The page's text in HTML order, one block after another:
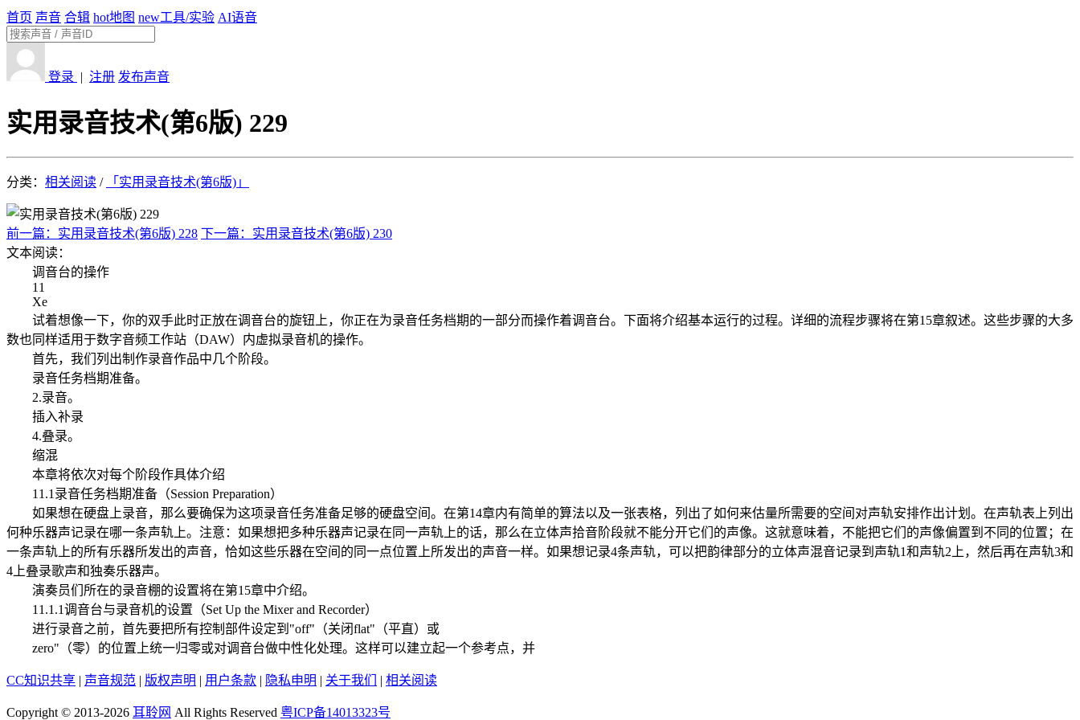
首页 声音 合辑 hot地图 new工具/实验 AI语音
登录 | 注册 发布声音
实用录音技术(第6版) 229
分类： 相关阅读 / 「实用录音技术(第6版)」
前一篇：实用录音技术(第6版) 228 下一篇：实用录音技术(第6版) 230
文本阅读：
调音台的操作
11
Xe
试着想像一下，你的双手此时正放在调音台的旋钮上，你正在为录音任务档期的一部分而操作着调音台。下面将介绍基本运行的过程。详细的流程步骤将在第15章叙述。这些步骤的大多
数也同样适用于数字音频工作站（DAW）内虚拟录音机的操作。
首先，我们列出制作录音作品中几个阶段。
录音任务档期准备。
2.录音。
插入补录
4.叠录。
缩混
本章将依次对每个阶段作具体介绍
11.1录音任务档期准备（Session Preparation）
如果想在硬盘上录音，那么要确保为这项录音任务准备足够的硬盘空间。在第14章内有简单的算法以及一张表格，列出了如何来估量所需要的空间对声轨安排作出计划。在声轨表上列出
何种乐器声记录在哪一条声轨上。注意：如果想把多种乐器声记录在同一声轨上的话，那么在立体声拾音阶段就不能分开它们的声像。这就意味着，不能把它们的声像偏置到不同的位置；在
一条声轨上的所有乐器所发出的声音，恰如这些乐器在空间的同一点位置上所发出的声音一样。如果想记录4条声轨，可以把韵律部分的立体声混音记录到声轨1和声轨2上，然后再在声轨3和
4上叠录歌声和独奏乐器声。
演奏员们所在的录音棚的设置将在第15章中介绍。
11.1.1调音台与录音机的设置（Set Up the Mixer and Recorder）
进行录音之前，首先要把所有控制部件设定到"off"（关闭flat"（平直）或
zero"（零）的位置上统一归零或对调音台做中性化处理。这样可以建立起一个参考点，并
CC知识共享 | 声音规范 | 版权声明 | 用户条款 | 隐私申明 | 关于我们 | 相关阅读
Copyright © 2013-2026 耳聆网 All Rights Reserved 粤ICP备14013323号